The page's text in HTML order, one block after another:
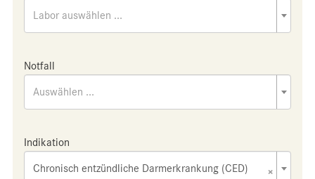
Labor auswählen ...
Notfall
Auswählen ...
Indikation
×
Chronisch entzündliche Darmerkrankung (CED)